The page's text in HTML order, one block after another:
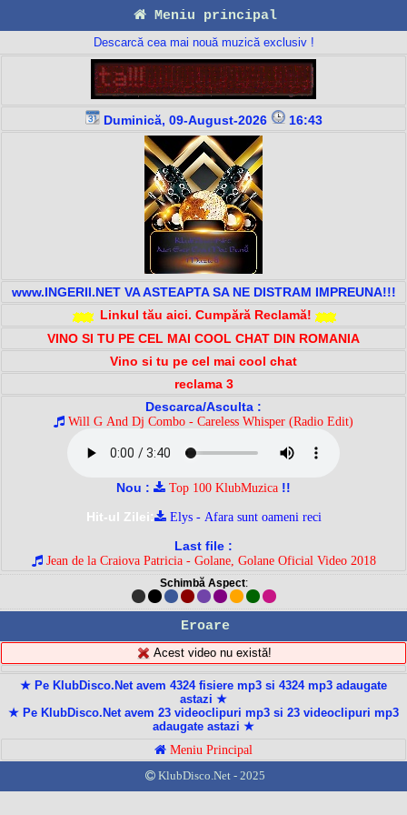
Meniu principal
Descarcă cea mai nouă muzică exclusiv !
Duminică, 09-August-2026 16:43
www.INGERII.NET VA ASTEAPTA SA NE DISTRAM IMPREUNA!!!
Linkul tău aici. Cumpără Reclamă!
VINO SI TU PE CEL MAI COOL CHAT DIN ROMANIA
Vino si tu pe cel mai cool chat
reclama 3
Descarca/Asculta :
Will G And Dj Combo - Careless Whisper (Radio Edit)
Nou : Top 100 KlubMuzica !!
Hit-ul Zilei:
Elys - Afara sunt oameni reci
Last file :
Jean de la Craiova Patricia - Golane, Golane Oficial Video 2018
Schimbă Aspect:
Eroare
Acest video nu există!
★ Pe KlubDisco.Net avem 4324 fisiere mp3 si 4324 mp3 adaugate
astazi ★
★ Pe KlubDisco.Net avem 23 videoclipuri mp3 si 23 videoclipuri mp3
adaugate astazi ★
Meniu Principal
KlubDisco.Net - 2025